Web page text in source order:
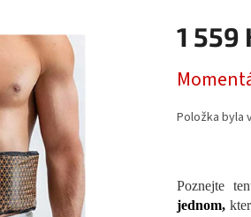
1 559
cena:
Položka byla
Poznejte
jednom,